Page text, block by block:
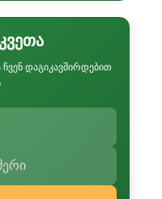
ჩვენ დაგიკავშირდებით